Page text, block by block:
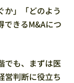
か」「どのよう
できるM&Aにつ
でも、まずは医
営判断に役立ち